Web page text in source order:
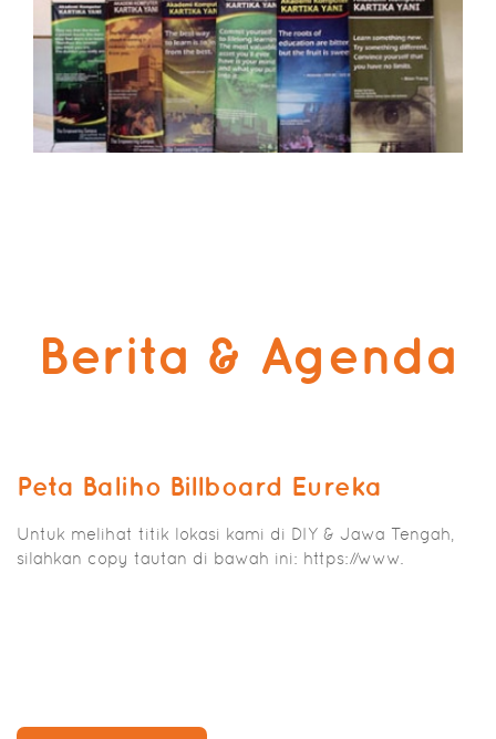
Berita & Agenda
Peta Baliho Billboard Eureka
Untuk melihat titik lokasi kami di DIY & Jawa Tengah,
silahkan copy tautan di bawah ini: https://www.